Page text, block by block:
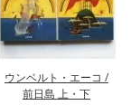
ウンベルト・エーコ /
前日島 上・下